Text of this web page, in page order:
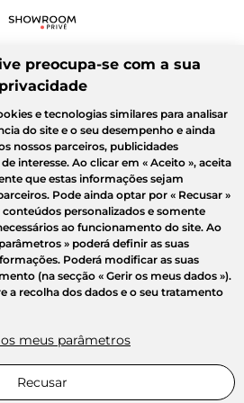
5€
de 15€
preocupa-se com a sua
privacidade
e tecnologias similares para analisar
do site e o seu desempenho e ainda
nossos parceiros, publicidades
interesse. Ao clicar em « Aceito », aceita
que estas informações sejam
Pode ainda optar por « Recusar »
conteúdos personalizados e somente
ao funcionamento do site. Ao
» poderá definir as suas
Poderá modificar as suas
(na secção « Gerir os meus dados »).
a recolha dos dados e o seu tratamento
meus parâmetros
Recusar